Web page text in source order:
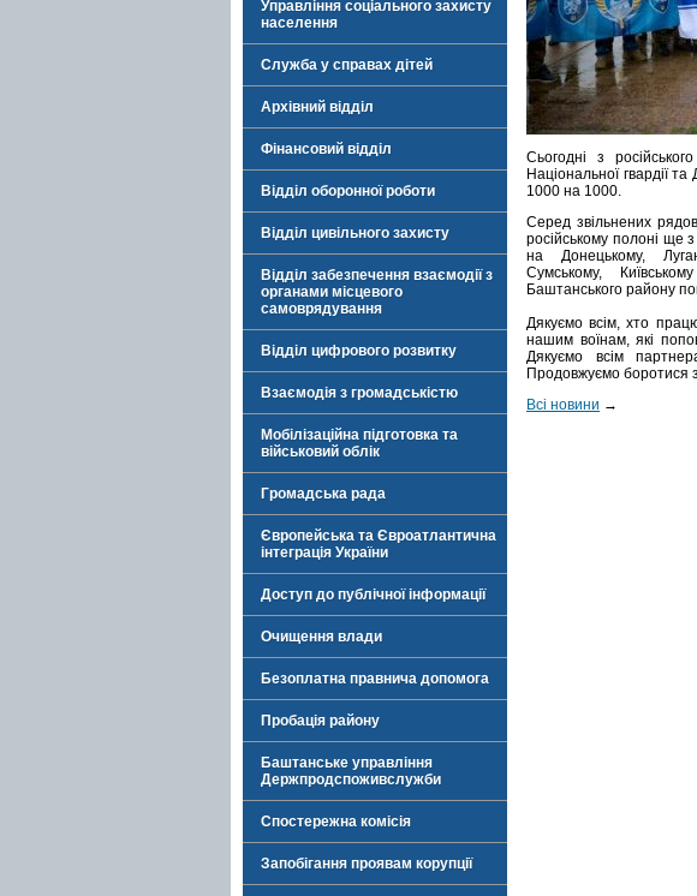
Управління соціального захисту
населення
Служба у справах дітей
Архівний відділ
Фінансовий відділ
Відділ оборонної роботи
Відділ цивільного захисту
Відділ забезпечення взаємодії з
органами місцевого
самоврядування
Відділ цифрового розвитку
Взаємодія з громадськістю
Мобілізаційна підготовка та
військовий облік
Громадська рада
Європейська та Євроатлантична
інтеграція України
Доступ до публічної інформації
Очищення влади
Безоплатна правнича допомога
Пробація району
Баштанське управління
Держпродспоживслужби
Спостережна комісія
Запобігання проявам корупції
Сьогодні з
Національної гвардії
1000 на 1000.
Серед звільнених
російському полоні ще
на Донецькому,
Сумському,
Баштанського району
Дякуємо всім, хто
нашим воїнам, які
Дякуємо всім
Продовжуємо боротися
Всі новини →